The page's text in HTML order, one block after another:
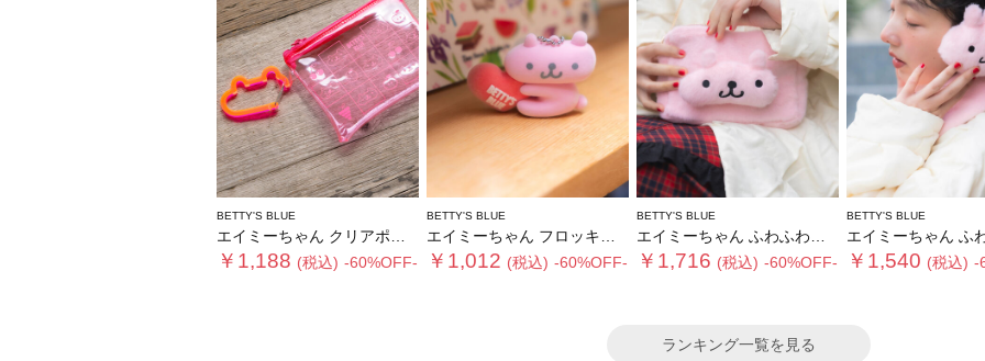
BETTY'S BLUE
エイミーちゃん クリアポーチ
￥1,188 (税込) -60%OFF-
BETTY'S BLUE
エイミーちゃん フロッキーチャーム
￥1,012 (税込) -60%OFF-
BETTY'S BLUE
エイミーちゃん ふわふわショルダーバッグ
￥1,716 (税込) -60%OFF-
BETTY'S BLUE
エイミーちゃん ふわふわイ
￥1,540 (税込) -
ランキング一覧を見る